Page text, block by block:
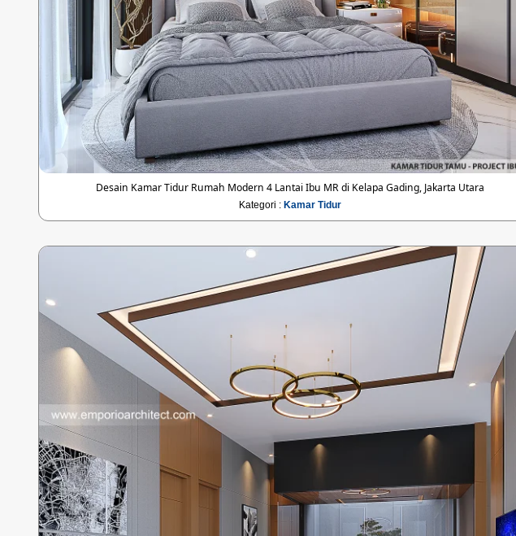
Desain Kamar Tidur Rumah Modern 4 Lantai Ibu MR di Kelapa Gading, Jakarta Utara
Kategori : Kamar Tidur